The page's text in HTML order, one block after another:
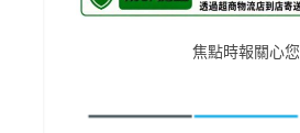
焦點時報關心您